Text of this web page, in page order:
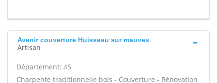
Avenir couverture Huisseau sur mauves
Artisan
Département: 45
Charpente traditionnelle bois - Couverture - Rénovation